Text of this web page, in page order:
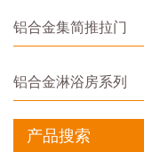
铝合金集简推拉门
铝合金淋浴房系列
产品搜索